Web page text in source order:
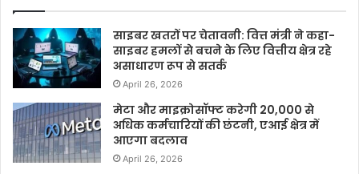
साइबर खतरों पर चेतावनी: वित्त मंत्री ने कहा-
साइबर हमलों से बचने के लिए वित्तीय क्षेत्र रहे
असाधारण रूप से सतर्क
April 26, 2026
मेटा और माइक्रोसॉफ्ट करेगी 20,000 से
अधिक कर्मचारियों की छंटनी, एआई क्षेत्र में
आएगा बदलाव
April 26, 2026